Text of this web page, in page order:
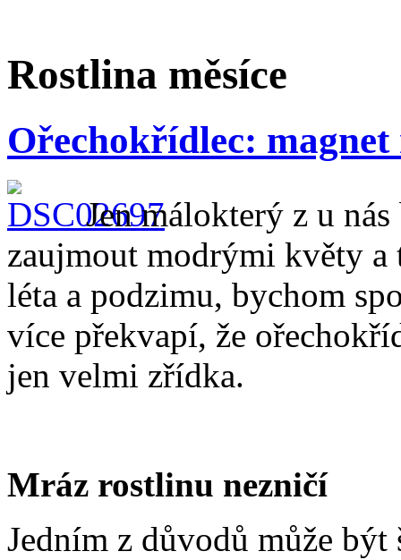
Rostlina měsíce
Ořechokřídlec:
Jen málokterý z u
zaujmout modrými květy a
léta a podzimu, bychom
více překvapí, že
jen velmi zřídka.
Mráz rostlinu nezničí
Jedním z důvodů může být